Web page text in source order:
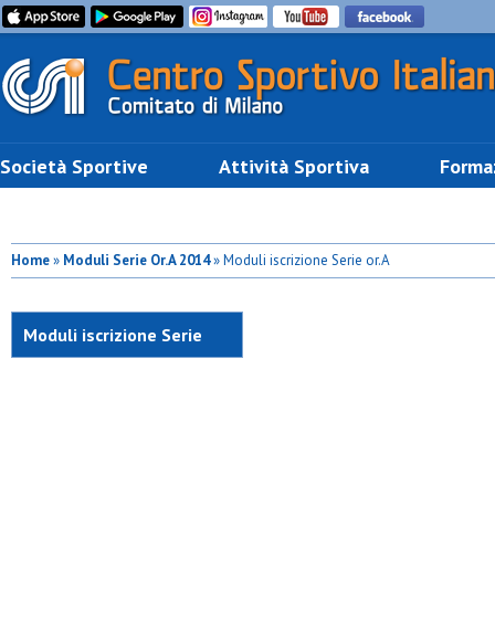
Società Sportive Attività Sportiva
Home» Moduli Serie Or.A 2014» Moduli iscrizione Serie or.A
Moduli iscrizione Serie